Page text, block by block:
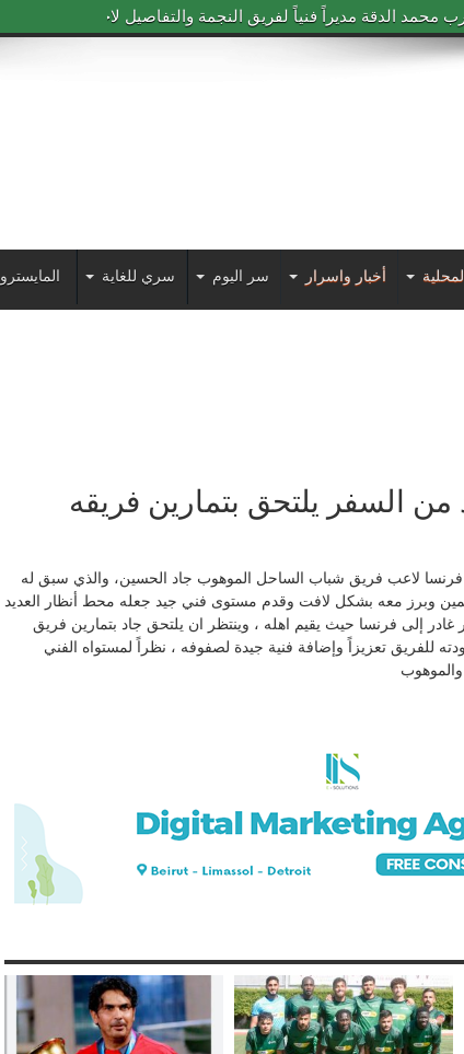
محمد الدقة مديراً فنياً لفريق النجمة والتفاصيل لاحقاً
أخبار واسرار سر اليوم سري للغاية المايسترو
من السفر يلتحق بتمارين فريقه
لاعب فريق شباب الساحل الموهوب جاد الحسين، والذي سبق له
وبرز معه بشكل لافت وقدم مستوى فني جيد جعله محط أنظار العديد
غادر إلى فرنسا حيث يقيم اهله ، وينتظر ان يلتحق جاد بتمارين فريق
للفريق تعزيزاً وإضافة فنية جيدة لصفوفه ، نظراً لمستواه الفني
والموهوب